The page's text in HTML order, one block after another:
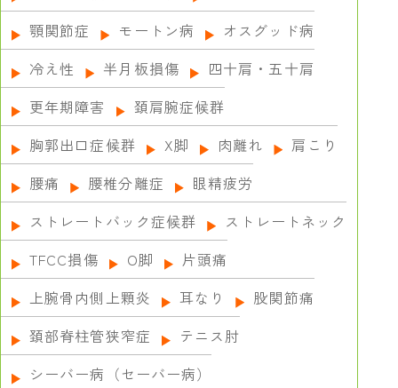
顎関節症
モートン病
オスグッド病
冷え性
半月板損傷
四十肩・五十肩
更年期障害
頚肩腕症候群
胸郭出口症候群
X脚 肉離れ
肩こり
腰痛
腰椎分離症
眼精疲労
ストレートバック症候群
ストレートネック
TFCC損傷
О脚
片頭痛
上腕骨内側上顆炎
耳なり
股関節痛
頚部脊柱管狭窄症
テニス肘
シーバー病（セーバー病）